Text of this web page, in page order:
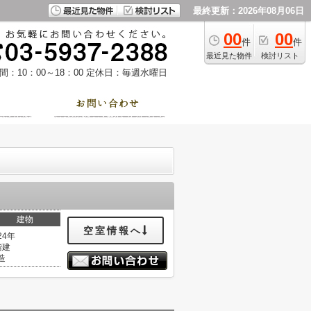
最終更新：2026年08月06日
00件
最近見た物件
00件
検討リスト
：10：00～18：00 定休日：毎週水曜日
建物
年
建
空室情報へ